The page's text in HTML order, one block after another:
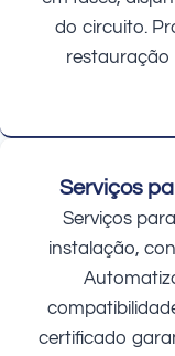
do circuito.
restauração
Serviços
Serviços
instalação,
certificado